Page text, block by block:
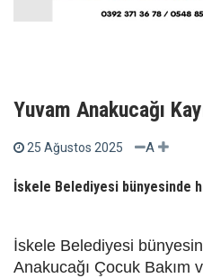
Yuvam Anakucağı
25 Ağustos 2025 A
İskele Belediyesi bünyesinde
İskele Belediyesi
Anakucağı Çocuk Bakım